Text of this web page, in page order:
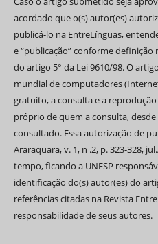
acordado que o(s) autor(es)
publicá-lo na EntreLínguas,
e “publicação” conforme
do artigo 5° da Lei 9610/98. O
mundial de computadores
gratuito, a consulta e a
próprio de quem a consulta,
consultado. Essa autorização de
Araraquara, v. 1, n .2, p. 323-328,
tempo, ficando a UNESP
identificação do(s) autor(es) do
referências citadas na Revista
responsabilidade de seus autores.